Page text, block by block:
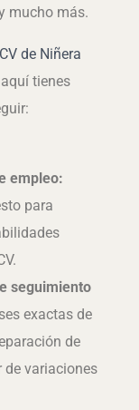
mucho más.
de Niñera
tienes
empleo:
para
seguimiento
exactas de
de
de variaciones